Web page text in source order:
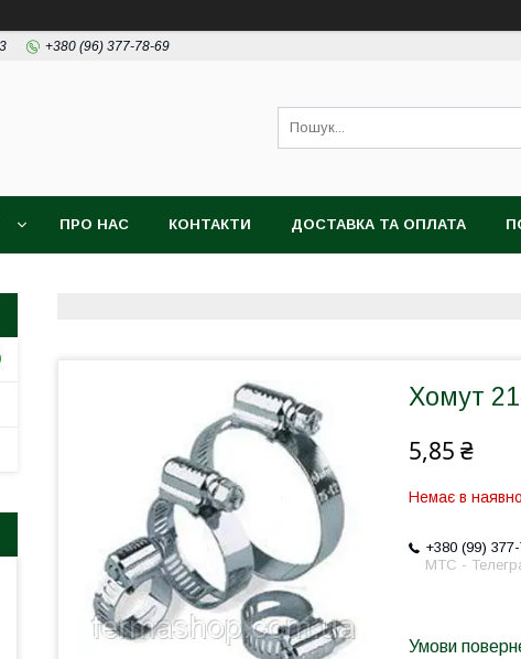
+380 (96) 377-78-69
ПРО НАС КОНТАКТИ ДОСТАВКА ТА ОПЛАТА
Хомут
5,85 ₴
Немає в
+380 (99)
МТС -